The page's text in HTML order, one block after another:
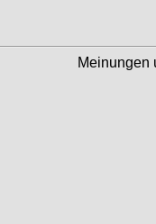
Meinungen